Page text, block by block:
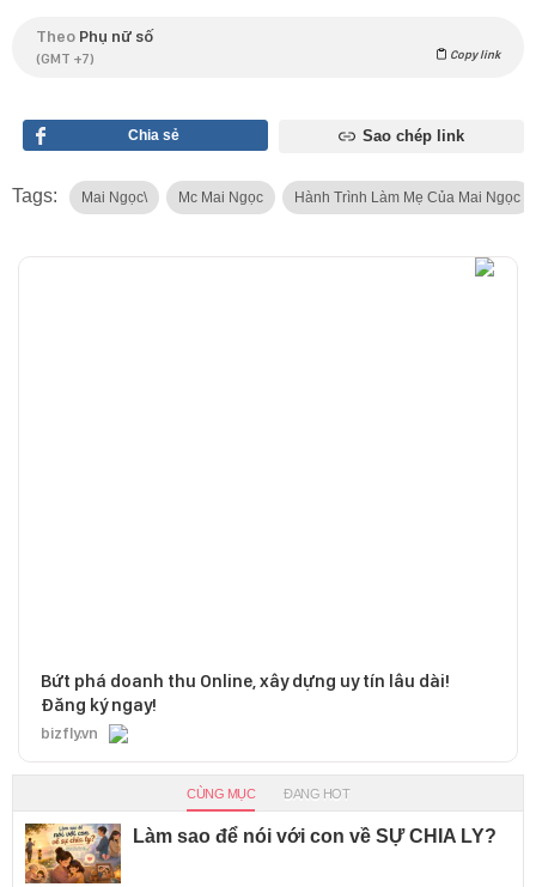
Theo Phụ nữ số
(GMT +7) Copy link
Chia sẻ Sao chép link
Tags: Mai Ngọc\ Mc Mai Ngọc Hành Trình Làm Mẹ Của Mai Ngọc
Bứt phá doanh thu Online, xây dựng uy tín lâu dài!
Đăng ký ngay!
bizfly.vn
CÙNG MỤC ĐANG HOT
Làm sao để nói với con về SỰ CHIA LY?